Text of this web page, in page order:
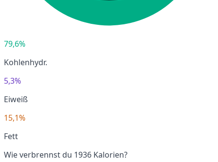
79,6%
Kohlenhydr.
5,3%
Eiweiß
15,1%
Fett
Wie verbrennst du 1936 Kalorien?